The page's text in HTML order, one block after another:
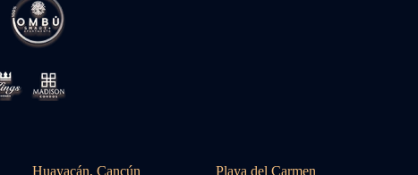
Huayacán, Cancún Playa del Carmen